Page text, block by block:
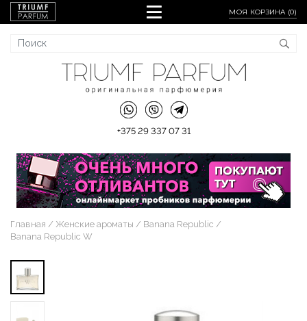
МОЯ КОРЗИНА (0)
+375 29 337 07 31
Главная Женские ароматы
Banana Republic
Banana Republic W